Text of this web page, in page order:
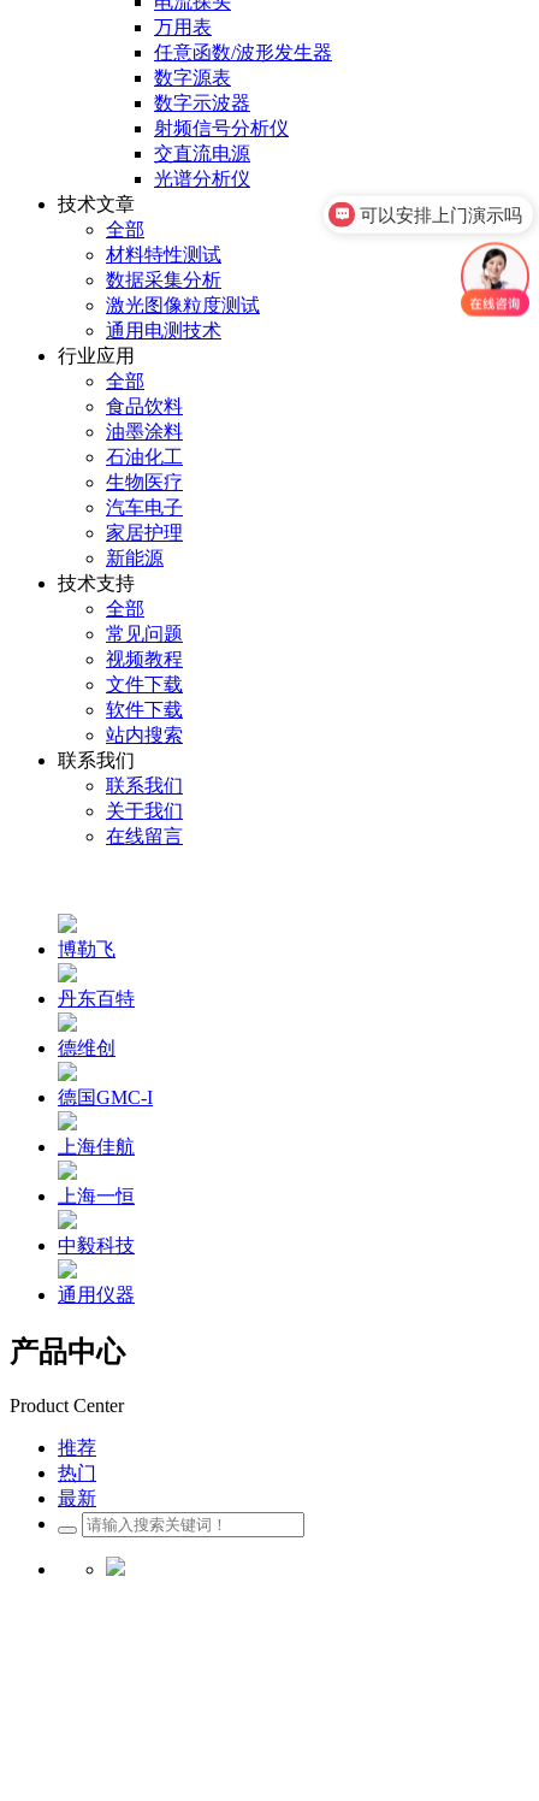
万用表
任意函数/波形发生器
数字源表
数字示波器
射频信号分析仪
交直流电源
光谱分析仪
技术文章
全部
材料特性测试
数据采集分析
激光图像粒度测试
通用电测技术
行业应用
全部
食品饮料
油墨涂料
石油化工
生物医疗
汽车电子
家居护理
新能源
技术支持
全部
常见问题
视频教程
文件下载
软件下载
站内搜索
联系我们
联系我们
关于我们
在线留言
博勒飞
丹东百特
德维创
德国GMC-I
上海佳航
上海一恒
中毅科技
通用仪器
产品中心
Product Center
推荐
热门
最新
可以安排上门演示吗